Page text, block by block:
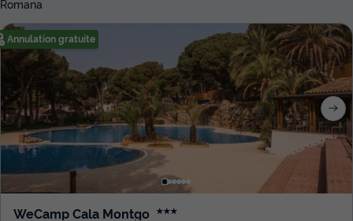
Romana
Annulation gratuite
WeCamp Cala Montgo ★★★